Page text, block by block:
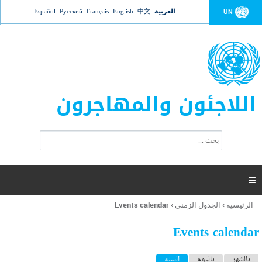
Jump to navigation UN العربية 中文
English
Français
Русский
Español
اللاجئون والمهاجرون
ت
ر
ل
ح
ب

أنت
هنا
الرئيسية › الجدول الزمني ›
Events calendar
Events calendar